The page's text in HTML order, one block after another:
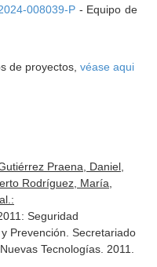
008039-P - Equipo de
de proyectos, véase aqui
Praena, Daniel,
Rodríguez, María,
Seguridad
Prevención. Secretariado
Tecnologías. 2011.